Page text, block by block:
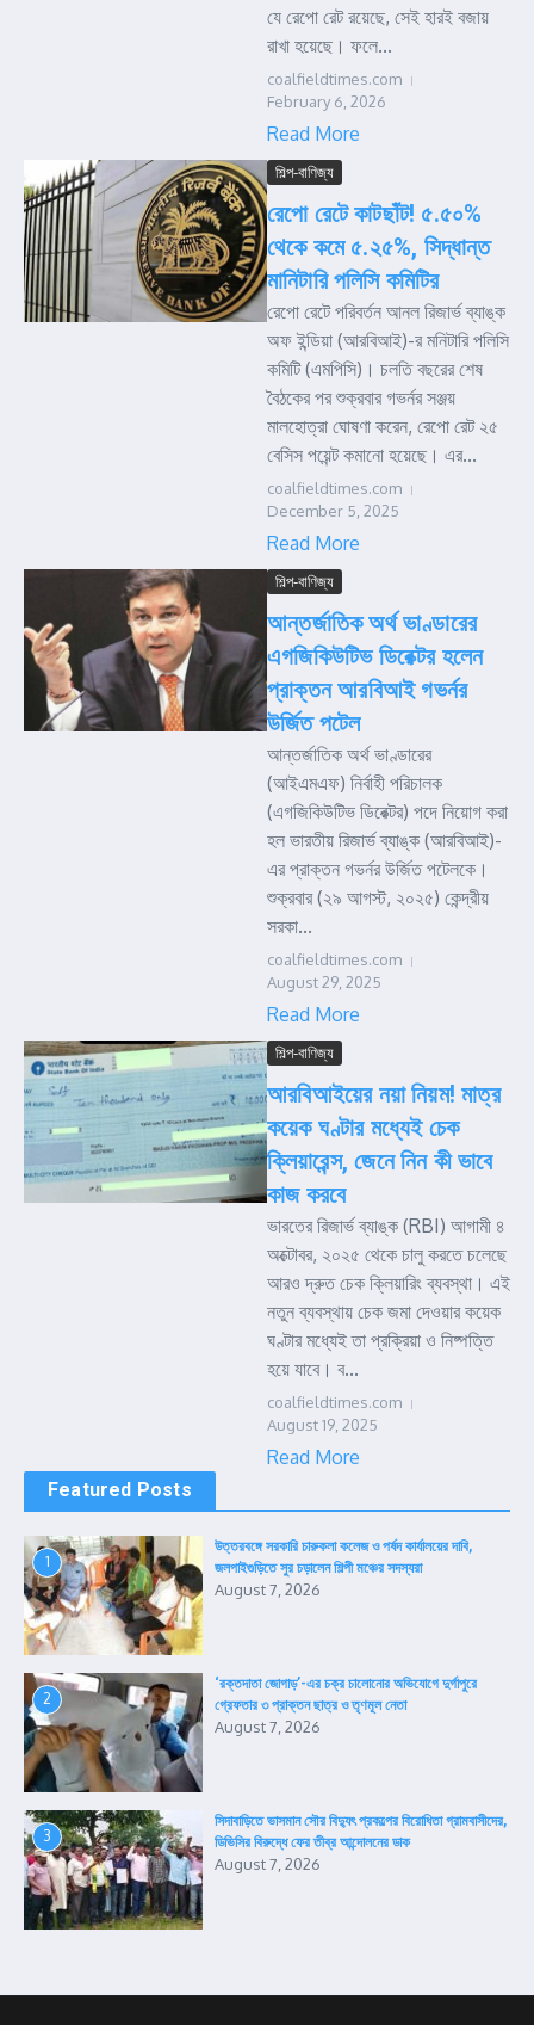
যে রেপো রেট রয়েছে, সেই হারই বজায়
রাখা হয়েছে। ফলে...
coalfieldtimes.com
February 6, 2026
Read More
শিল্প-বাণিজ্য
রেপো রেটে কাটছাঁট! ৫.৫০%
থেকে কমে ৫.২৫%, সিদ্ধান্ত
মানিটারি পলিসি কমিটির
রেপো রেটে পরিবর্তন আনল রিজার্ভ ব্যাঙ্ক
অফ ইন্ডিয়া (আরবিআই)-র মনিটারি পলিসি
কমিটি (এমপিসি)। চলতি বছরের শেষ
বৈঠকের পর শুক্রবার গভর্নর সঞ্জয়
মালহোত্রা ঘোষণা করেন, রেপো রেট ২৫
বেসিস পয়েন্ট কমানো হয়েছে। এর...
coalfieldtimes.com
December 5, 2025
Read More
শিল্প-বাণিজ্য
আন্তর্জাতিক অর্থ ভাণ্ডারের
এগজিকিউটিভ ডিরেক্টর হলেন
প্রাক্তন আরবিআই গভর্নর
উর্জিত পটেল
আন্তর্জাতিক অর্থ ভাণ্ডারের
(আইএমএফ) নির্বাহী পরিচালক
(এগজিকিউটিভ ডিরেক্টর) পদে নিয়োগ করা
হল ভারতীয় রিজার্ভ ব্যাঙ্ক (আরবিআই)-
এর প্রাক্তন গভর্নর উর্জিত পটেলকে।
শুক্রবার (২৯ আগস্ট, ২০২৫) কেন্দ্রীয়
সরকা...
coalfieldtimes.com
August 29, 2025
Read More
শিল্প-বাণিজ্য
আরবিআইয়ের নয়া নিয়ম! মাত্র
কয়েক ঘণ্টার মধ্যেই চেক
ক্লিয়ারেন্স, জেনে নিন কী ভাবে
কাজ করবে
ভারতের রিজার্ভ ব্যাঙ্ক (RBI) আগামী ৪
অক্টোবর, ২০২৫ থেকে চালু করতে চলেছে
আরও দ্রুত চেক ক্লিয়ারিং ব্যবস্থা। এই
নতুন ব্যবস্থায় চেক জমা দেওয়ার কয়েক
ঘণ্টার মধ্যেই তা প্রক্রিয়া ও নিষ্পত্তি
হয়ে যাবে। ব...
coalfieldtimes.com
August 19, 2025
Read More
Featured Posts
1
উত্তরবঙ্গে সরকারি চারুকলা কলেজ ও পর্ষদ কার্যালয়ের দাবি,
জলপাইগুড়িতে সুর চড়ালেন শিল্পী মঞ্চের সদস্যরা
August 7, 2026
2
‘রক্তদাতা জোগাড়’-এর চক্র চালোনোর অভিযোগে দুর্গাপুরে
গ্রেফতার ৩ প্রাক্তন ছাত্র ও তৃণমূল নেতা
August 7, 2026
3
সিদাবাড়িতে ভাসমান সৌর বিদ্যুৎ প্রকল্পের বিরোধিতা গ্রামবাসীদের,
ডিভিসির বিরুদ্ধে ফের তীব্র আন্দোলনের ডাক
August 7, 2026